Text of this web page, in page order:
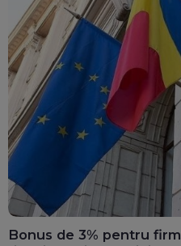
Bonus de 3% pentru